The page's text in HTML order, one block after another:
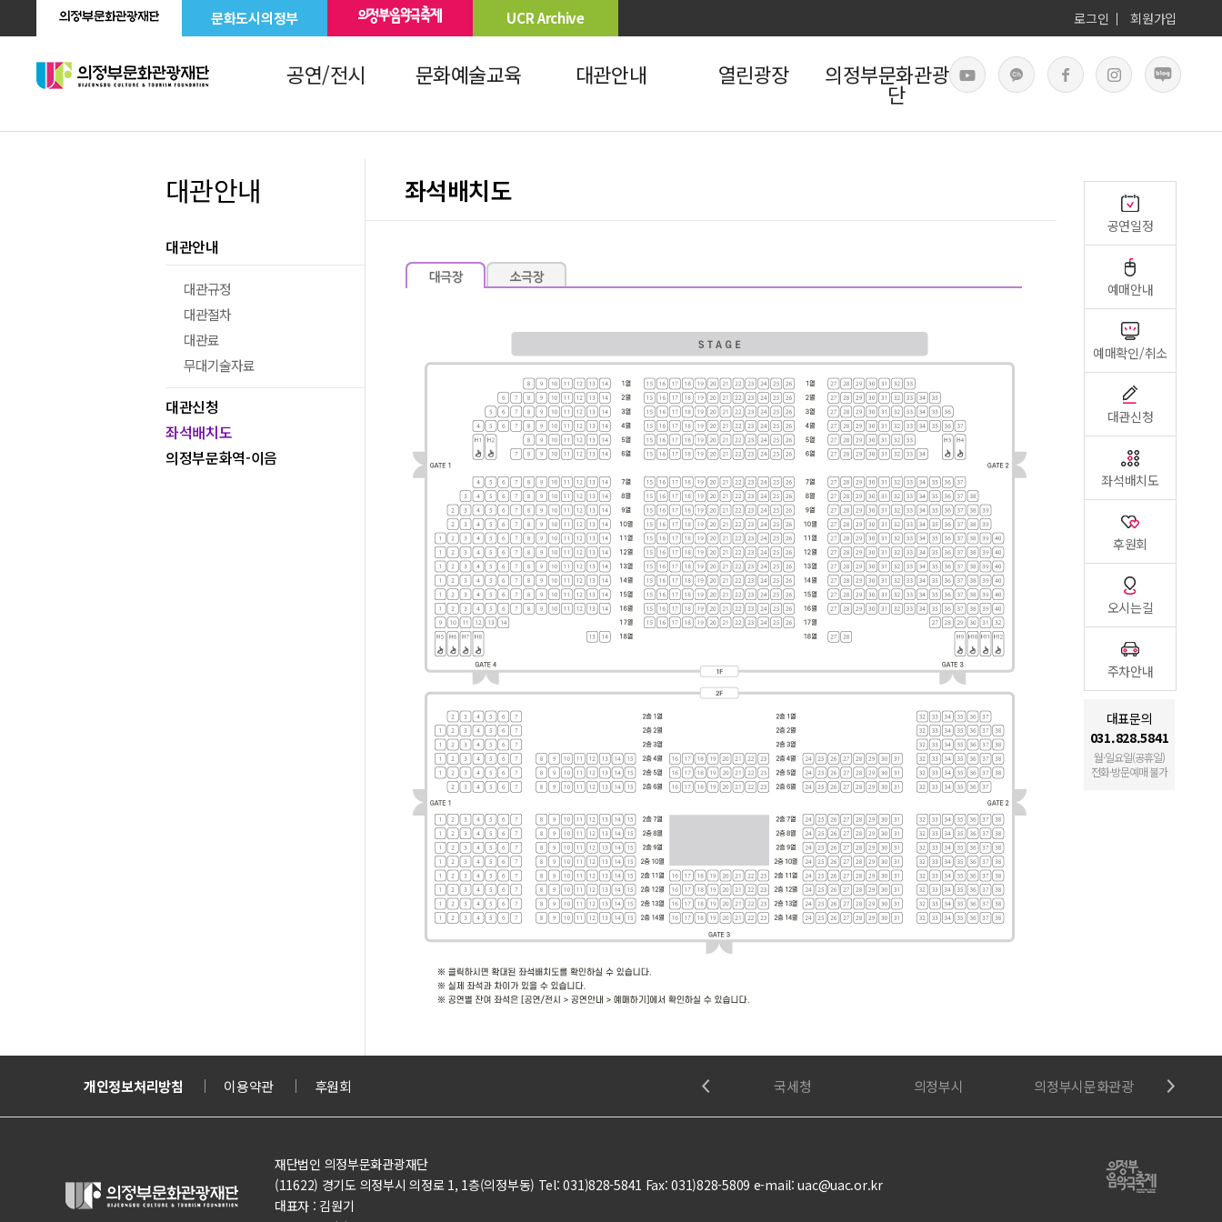
문화도시의정부 UCR Archive 로그인 회원가입
공연/전시 문화예술교육 대관안내 열린광장 의정부문화관광재
단
대관안내
대관안내
대관규정
대관절차
대관료
무대기술자료
대관신청
좌석배치도
의정부문화역-이음
좌석배치도
공연일정
예매안내
예매확인/취소
대관신청
좌석배치도
후원회
오시는길
주차안내
대표문의
031.828.5841
월·일요일(공휴일)
전화·방문예매 불가
개인정보처리방침 이용약관 후원회
나눔티켓 의정부도시교육재단 의정부도시공사 국세청 의정부시 의정부시문화관광 의정부시
재단법인 의정부문화관광재단
(11622) 경기도 의정부시 의정로 1, 1층(의정부동) Tel: 031)828-5841 Fax: 031)828-5809 e-mail: uac@uac.or.kr
대표자 : 김원기